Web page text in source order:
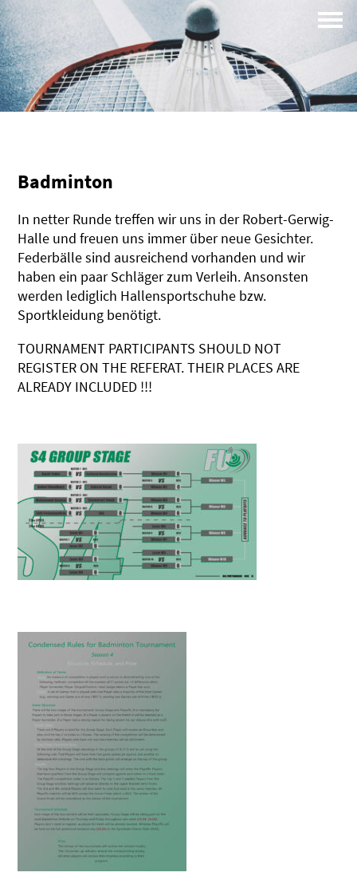
Campus
Profil
Badminton
In netter Runde treffen wir uns in der Robert-Gerwig-
Halle und freuen uns immer über neue Gesichter.
Federbälle sind ausreichend vorhanden und wir
haben ein paar Schläger zum Verleih. Ansonsten
werden lediglich Hallensportschuhe bzw.
Sportkleidung benötigt.
TOURNAMENT PARTICIPANTS SHOULD NOT
REGISTER ON THE REFERAT. THEIR PLACES ARE
ALREADY INCLUDED !!!